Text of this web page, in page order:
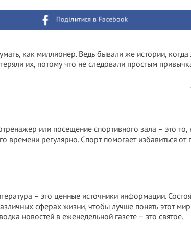
Поділитися в Facebook
как миллионер. Ведь бывали же истории,
их, потому что не следовали простым
или посещение спортивного зала – это
времени регулярно. Спорт помогает избавиться от
– это ценные источники информации.
сферах жизни, чтобы лучше понять этот
новостей в еженедельной газете – это святое.